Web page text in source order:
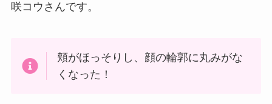
咲コウさんです。
頬がほっそりし、顔の輪郭に丸みがな
くなった！